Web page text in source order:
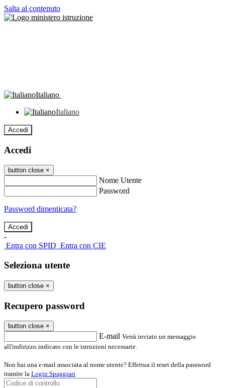
Salta al contenuto
Italiano
Italiano
Accedi
Accedi
button close ×
Nome Utente
Password
Password dimenticata?
-
Entra con SPID Entra con CIE
Seleziona utente
button close ×
Recupero password
button close ×
E-mail Verrà inviato un messaggio
all'indirizzo indicato con le istruzioni necessarie.
Non hai una e-mail associata al nome utente? Effettua il reset della password
tramite la Login Spaggiari